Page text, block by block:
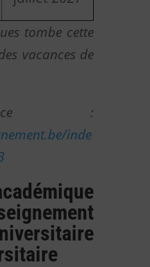
tombe cette
vacances de
:
inde